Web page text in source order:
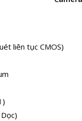
liên tục CMOS)